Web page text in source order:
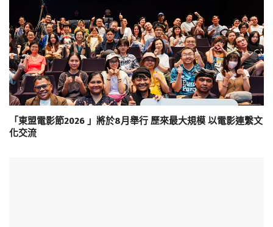
「東盟電影節2026 」將於8月舉行 歷來最大規模 以電影連繫文
化交流